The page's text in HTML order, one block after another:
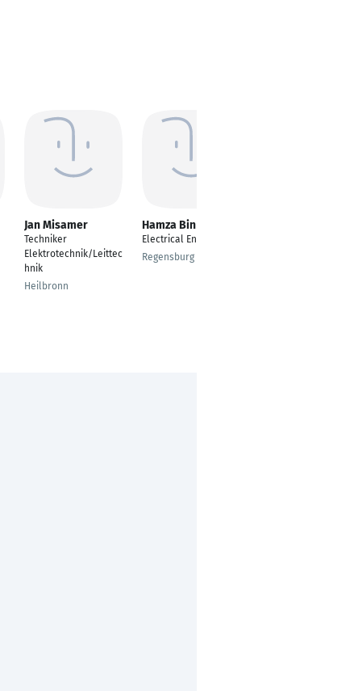
Jan Misamer
Techniker
Elektrotechnik/Leittec
hnik
Heilbronn
Hamza Bin Zahid
Electrical Engineer
Regensburg